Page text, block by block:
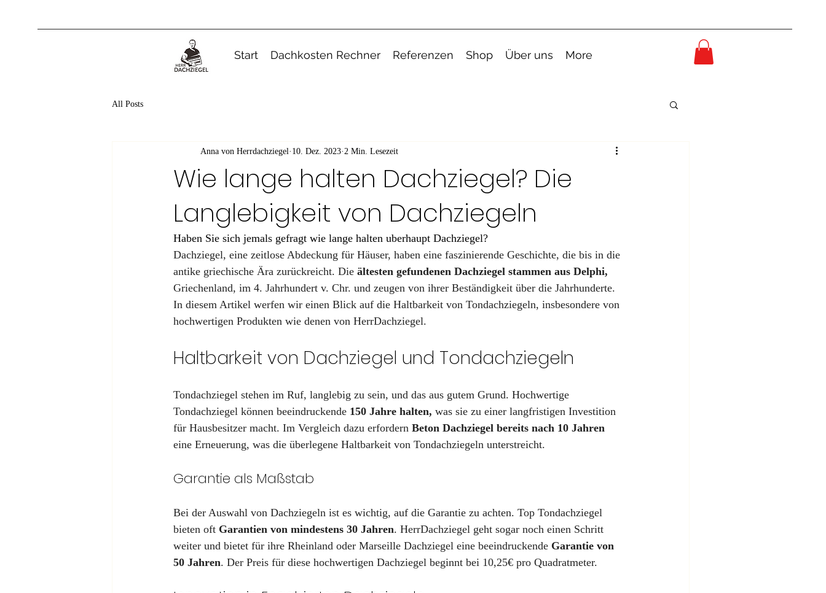
â
Start Dachkosten Rechner Referenzen Shop Über uns More
All Posts
Wie lange halten Dachziegel? Die
Langlebigkeit von Dachziegeln
Anna von Herrdachziegel 10. Dez. 2023 2 Min. Lesezeit
Haben Sie sich jemals gefragt wie lange halten uberhaupt Dachziegel?
Dachziegel, eine zeitlose Abdeckung für Häuser, haben eine faszinierende Geschichte, die bis in die
antike griechische Ära zurückreicht. Die ältesten gefundenen Dachziegel stammen aus Delphi,
Griechenland, im 4. Jahrhundert v. Chr. und zeugen von ihrer Beständigkeit über die Jahrhunderte.
In diesem Artikel werfen wir einen Blick auf die Haltbarkeit von Tondachziegeln, insbesondere von
hochwertigen Produkten wie denen von HerrDachziegel.
Haltbarkeit von Dachziegel und Tondachziegeln
Tondachziegel stehen im Ruf, langlebig zu sein, und das aus gutem Grund. Hochwertige
Tondachziegel können beeindruckende 150 Jahre halten, was sie zu einer langfristigen Investition
für Hausbesitzer macht. Im Vergleich dazu erfordern Beton Dachziegel bereits nach 10 Jahren
eine Erneuerung, was die überlegene Haltbarkeit von Tondachziegeln unterstreicht.
Garantie als Maßstab
Bei der Auswahl von Dachziegeln ist es wichtig, auf die Garantie zu achten. Top Tondachziegel
bieten oft Garantien von mindestens 30 Jahren. HerrDachziegel geht sogar noch einen Schritt
weiter und bietet für ihre Rheinland oder Marseille Dachziegel eine beeindruckende Garantie von
50 Jahren. Der Preis für diese hochwertigen Dachziegel beginnt bei 10,25€ pro Quadratmeter.